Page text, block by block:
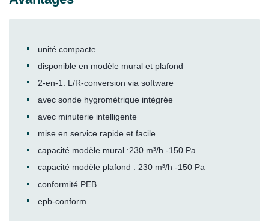
unité compacte
disponible en modèle mural et plafond
2-en-1: L/R-conversion via software
avec sonde hygrométrique intégrée
avec minuterie intelligente
mise en service rapide et facile
capacité modèle mural :230 m³/h -150 Pa
capacité modèle plafond : 230 m³/h -150 Pa
conformité PEB
epb-conform